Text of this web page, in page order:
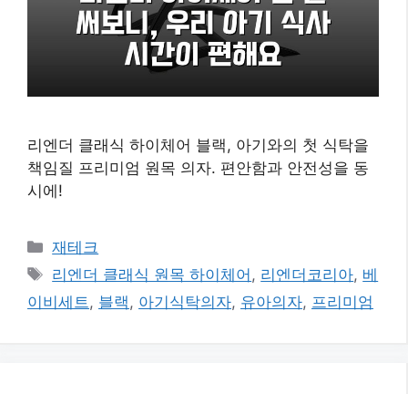
리엔더 클래식 하이체어 블랙, 아기와의 첫 식탁을
책임질 프리미엄 원목 의자. 편안함과 안전성을 동
시에!
카
테
고
리
재테크
태
그
리엔더 클래식 원목 하이체어 , 리엔더코리아, 베
이비세트 , 블랙 , 아기식탁의자, 유아의자, 프리미엄